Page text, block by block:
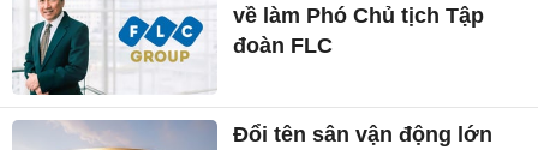
về làm Phó Chủ tịch Tập
đoàn FLC
Đổi tên sân vận động lớn